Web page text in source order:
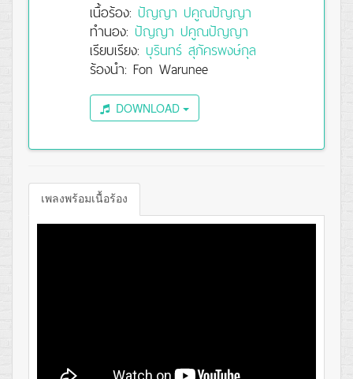
เนื้อร้อง:ปัญญา ปคูณปัญญา
ทำนอง:ปัญญา ปคูณปัญญา
เรียบเรียง:บุรินทร์ สุภัครพงษ์กุล
ร้องนำ: Fon Warunee
DOWNLOAD
เพลงพร้อมเนื้อร้อง